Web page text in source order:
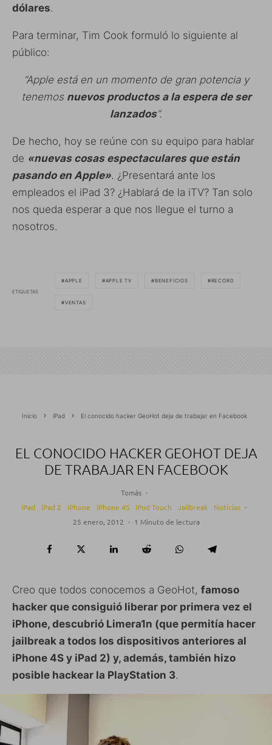
dólares.
Para terminar, Tim Cook formuló lo siguiente al
público:
“Apple está en un momento de gran potencia y
tenemos nuevos productos a la espera de ser
lanzados“.
De hecho, hoy se reúne con su equipo para hablar
de «nuevas cosas espectaculares que están
pasando en Apple». ¿Presentará ante los
empleados el iPad 3? ¿Hablará de la iTV? Tan solo
nos queda esperar a que nos llegue el turno a
nosotros.
ETIQUETAS
APPLE APPLE TV BENEFICIOS RECORD
VENTAS
Inicio iPad El conocido hacker GeoHot deja de trabajar en Facebook
EL CONOCIDO HACKER GEOHOT DEJA
DE TRABAJAR EN FACEBOOK
Tomás ·
iPad
iPad 2 iPhone iPhone 4S iPod Touch Jailbreak Noticias ·
25 enero, 2012 · 1 Minuto de lectura
Creo que todos conocemos a GeoHot, famoso
hacker que consiguió liberar por primera vez el
iPhone, descubrió Limera1n (que permitía hacer
jailbreak a todos los dispositivos anteriores al
iPhone 4S y iPad 2) y, además, también hizo
posible hackear la PlayStation 3.